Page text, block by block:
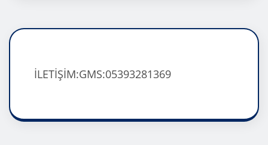
İLETİŞİM:GMS:05393281369